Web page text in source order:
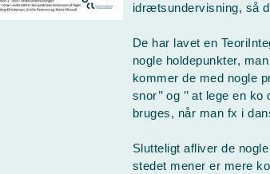
idrætsundervisning, så
De har lavet en
nogle holdepunkter,
kommer de med nogle
snor’’ og ’’ at lege en
bruges, når man fx i
Slutteligt afliver de
stedet mener er mere